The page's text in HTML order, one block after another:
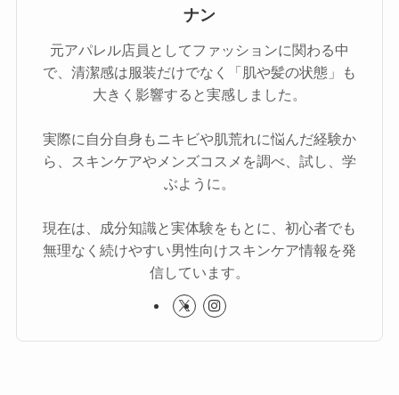
ナン
元アパレル店員としてファッションに関わる中
で、清潔感は服装だけでなく「肌や髪の状態」も
大きく影響すると実感しました。
実際に自分自身もニキビや肌荒れに悩んだ経験か
ら、スキンケアやメンズコスメを調べ、試し、学
ぶように。
現在は、成分知識と実体験をもとに、初心者でも
無理なく続けやすい男性向けスキンケア情報を発
信しています。